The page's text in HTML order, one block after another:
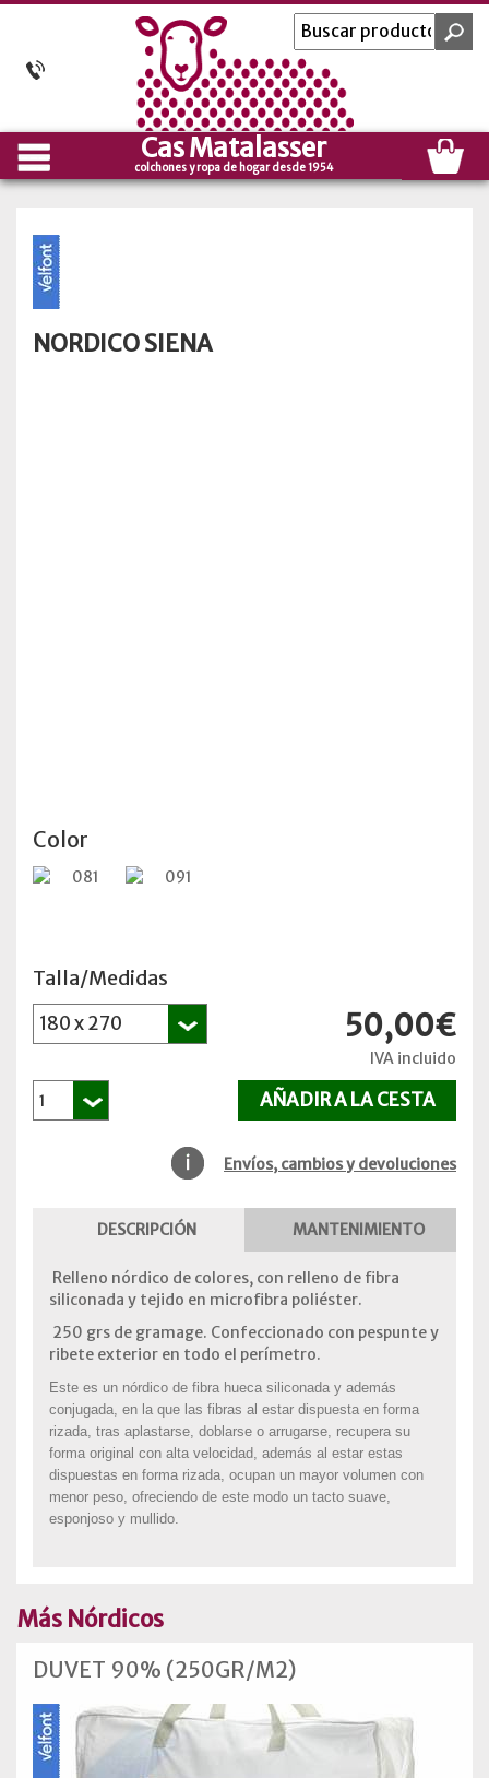
Cas Matalasser
colchones y ropa de hogar desde 1954
NORDICO SIENA
Color
Talla/Medidas
50,00€
IVA incluido
Envíos, cambios y devoluciones
DESCRIPCIÓN MANTENIMIENTO
Relleno nórdico de colores, con relleno de fibra
siliconada y tejido en microfibra poliéster.
250 grs de gramage. Confeccionado con pespunte y
ribete exterior en todo el perímetro.
Este es un nórdico de fibra hueca siliconada y además
conjugada, en la que las fibras al estar dispuesta en forma
rizada, tras aplastarse, doblarse o arrugarse, recupera su
forma original con alta velocidad, además al estar estas
dispuestas en forma rizada, ocupan un mayor volumen con
menor peso, ofreciendo de este modo un tacto suave,
esponjoso y mullido.
Más Nórdicos
DUVET 90% (250GR/M2)